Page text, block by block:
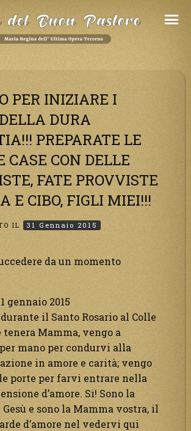
PER INIZIARE I
DURA
PREPARATE LE
CASE CON DELLE
FATE PROVVISTE
E CIBO, FIGLI MIEI!!!
IL 31 Gennaio 2015
da un momento
gennaio 2015
il Santo Rosario al Colle
tenera Mamma, vengo a
mano per condurvi alla
in amore e carità; vengo
porte per farvi entrare nella
d’amore. Si! Sono la
e sono la Mamma vostra, il
d’amore nel vedervi qui